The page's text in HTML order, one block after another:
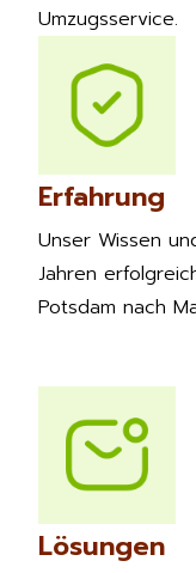
Erfahrung
Unser Wissen
Jahren
Potsdam nach
Lösungen
Umzugsservice.